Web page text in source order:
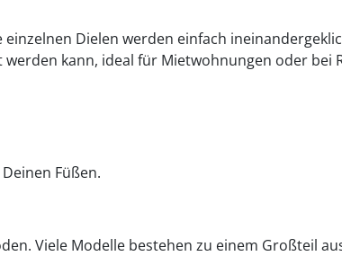
Dielen werden einfach
kann, ideal für Mietwohnungen oder bei
Füßen.
Viele Modelle bestehen zu einem Großteil